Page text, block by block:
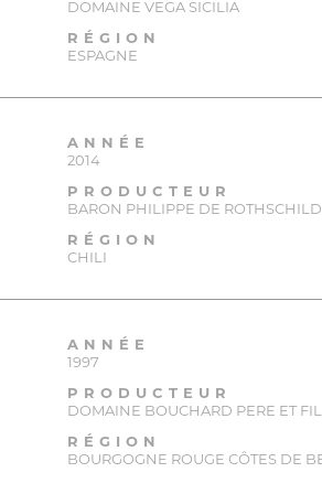
DOMAINE VEGA SICILIA
RÉGION
ESPAGNE
ANNÉE
2014
PRODUCTEUR
BARON PHILIPPE DE ROTHSCHILD
RÉGION
CHILI
ANNÉE
1997
PRODUCTEUR
DOMAINE BOUCHARD PERE ET
RÉGION
BOURGOGNE ROUGE CÔTES DE